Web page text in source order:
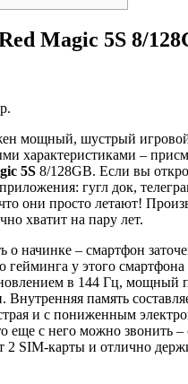
Magic 5S 8/
мощный, шустрый
характеристиками –
5S 8/128GB. Если вы
гугл док,
они просто летают!
хватит на пару лет.
о начинке – смартфон
гейминга у этого смартфона
в 144 Гц, мощный
Внутренняя память
и с пониженным
еще с него можно звонить –
2 SIM-карты и отлично